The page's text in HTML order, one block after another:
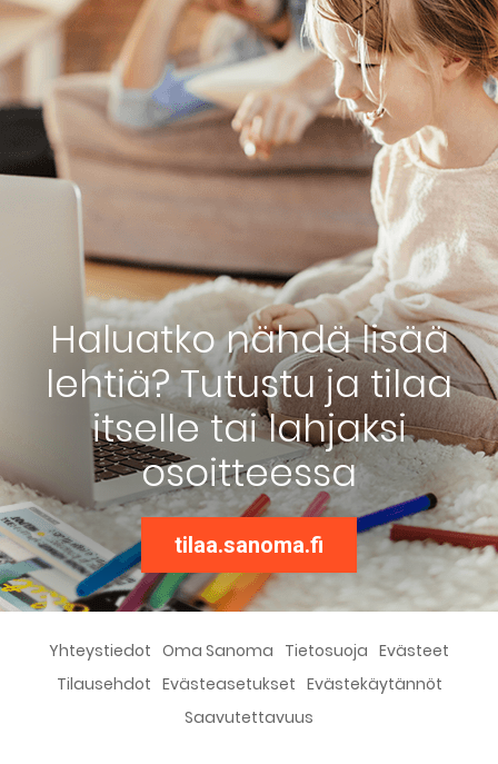
Haluatko nähdä lisää
lehtiä? Tutustu ja tilaa
itselle tai lahjaksi
osoitteessa
tilaa.sanoma.fi
Yhteystiedot Oma Sanoma Tietosuoja Evästeet
Tilausehdot Evästeasetukset Evästekäytännöt
Saavutettavuus